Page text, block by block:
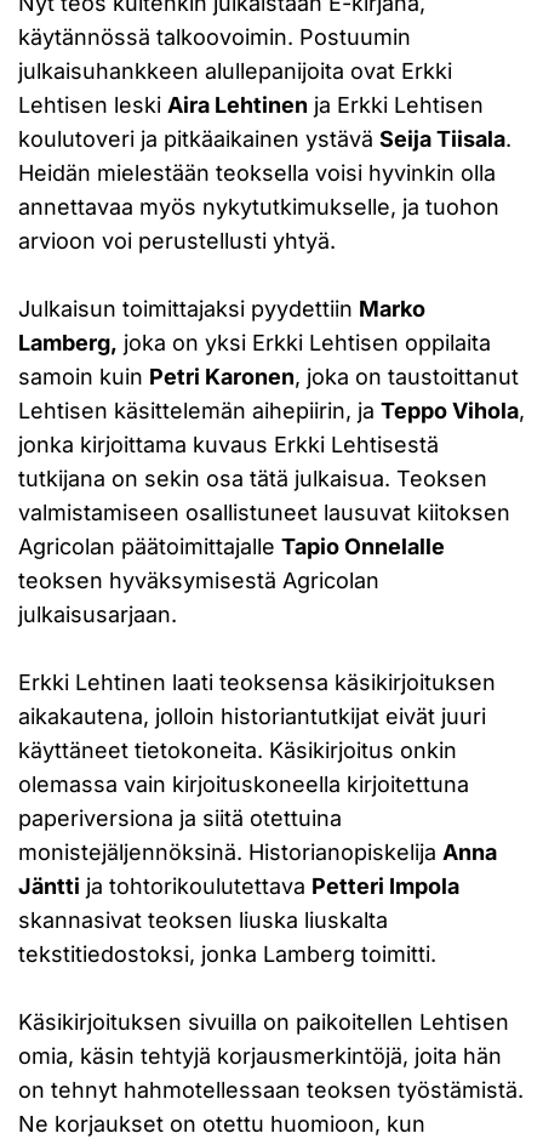
käytännössä talkoovoimin. Postuumin
julkaisuhankkeen alullepanijoita ovat Erkki
Lehtisen leski Aira Lehtinen ja Erkki Lehtisen
koulutoveri ja pitkäaikainen ystävä Seija Tiisala.
Heidän mielestään teoksella voisi hyvinkin olla
annettavaa myös nykytutkimukselle, ja tuohon
arvioon voi perustellusti yhtyä.
Julkaisun toimittajaksi pyydettiin Marko
Lamberg, joka on yksi Erkki Lehtisen oppilaita
samoin kuin Petri Karonen, joka on taustoittanut
Lehtisen käsittelemän aihepiirin, ja Teppo Vihola,
jonka kirjoittama kuvaus Erkki Lehtisestä
tutkijana on sekin osa tätä julkaisua. Teoksen
valmistamiseen osallistuneet lausuvat kiitoksen
Agricolan päätoimittajalle Tapio Onnelalle
teoksen hyväksymisestä Agricolan
julkaisusarjaan.
Erkki Lehtinen laati teoksensa käsikirjoituksen
aikakautena, jolloin historiantutkijat eivät juuri
käyttäneet tietokoneita. Käsikirjoitus onkin
olemassa vain kirjoituskoneella kirjoitettuna
paperiversiona ja siitä otettuina
monistejäljennöksinä. Historianopiskelija Anna
Jäntti ja tohtorikoulutettava Petteri Impola
skannasivat teoksen liuska liuskalta
tekstitiedostoksi, jonka Lamberg toimitti.
Käsikirjoituksen sivuilla on paikoitellen Lehtisen
omia, käsin tehtyjä korjausmerkintöjä, joita hän
on tehnyt hahmotellessaan teoksen työstämistä.
Ne korjaukset on otettu huomioon, kun